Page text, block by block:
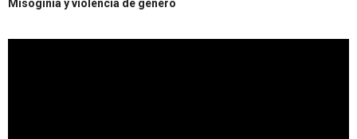
Misoginia y violencia de género